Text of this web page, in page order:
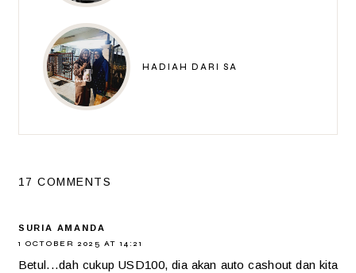
HADIAH DARI SA
17 COMMENTS
SURIA AMANDA
1 OCTOBER 2025 AT 14:21
Betul...dah cukup USD100, dia akan auto cashout dan kita